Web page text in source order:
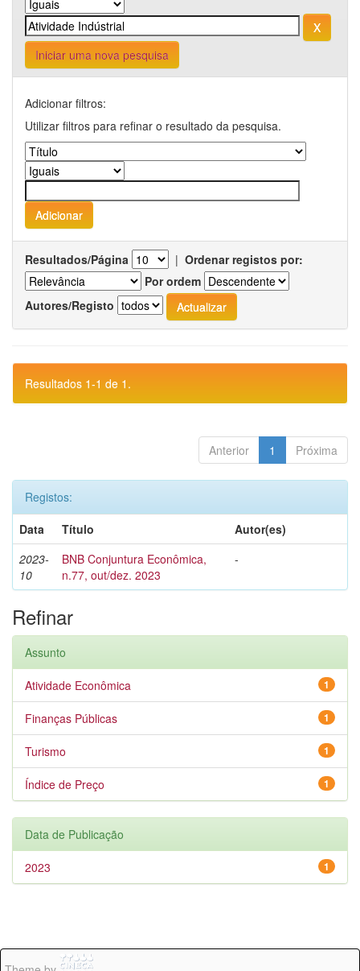
Iniciar uma nova pesquisa
Adicionar filtros:
Utilizar filtros para refinar o resultado da pesquisa.
Resultados/Página | Ordenar registos por:
Por ordem
Autores/Registo
Resultados 1-1 de 1.
Anterior 1 Próxima
Registos:
Data
Título
Autor(es)
2023-
10
BNB Conjuntura Econômica,
n.77, out/dez. 2023
-
Refinar
Assunto
1
Atividade Econômica
1
Finanças Públicas
1
Turismo
1
Índice de Preço
Data de Publicação
1
2023